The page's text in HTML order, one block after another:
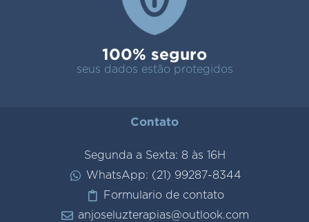
100% seguro
seus dados estão protegidos
Contato
Segunda a Sexta: 8 às 16H
WhatsApp: (21) 99287-8344
Formulario de contato
anjoseluzterapias@outlook.com